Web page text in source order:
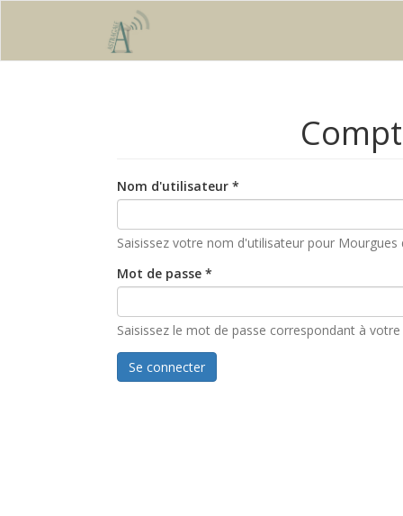
Aller au contenu principal
Nom d'utilisateur *
Saisissez votre nom d'utilisateur pour Mourgues
Mot de passe *
Saisissez le mot de passe correspondant à
Se connecter